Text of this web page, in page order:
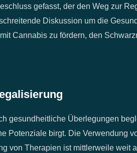
gefasst, der den Weg zur
Diskussion um die
Cannabis zu fördern, den
gesundheitliche Überlegungen
Potenziale birgt. Die Verwendung
von Therapien ist mittlerweile weit